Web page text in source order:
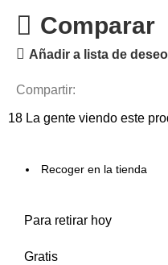
Comparar
Añadir a lista de
Compartir:
18 La gente viendo este
Recoger en la tienda
Para retirar hoy
Gratis